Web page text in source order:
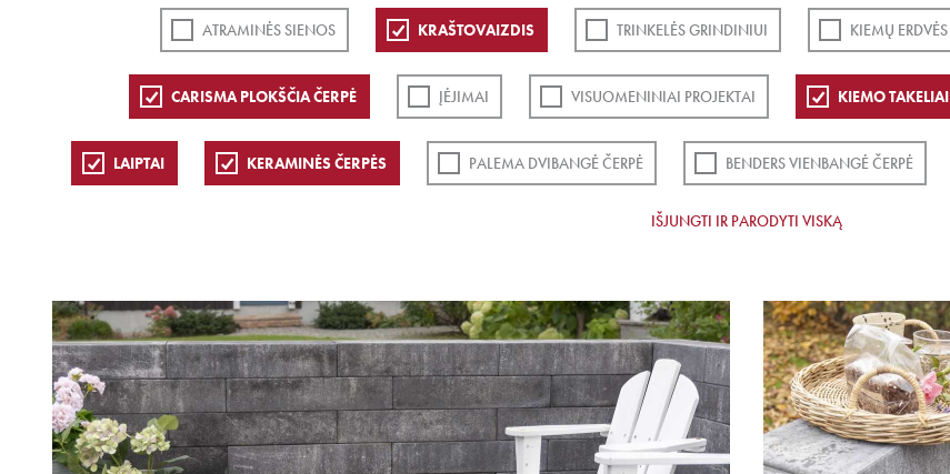
ATRAMINĖS SIENOS KRAŠTOVAIZDIS TRINKELĖS GRINDINIUI KIEMŲ ERDVĖS
CARISMA PLOKŠČIA ČERPĖ ĮĖJIMAI VISUOMENINIAI PROJEKTAI KIEMO TAKELIAI
LAIPTAI KERAMINĖS ČERPĖS PALEMA DVIBANGĖ ČERPĖ BENDERS VIENBANGĖ ČERPĖ
IŠJUNGTI IR PARODYTI VISKĄ